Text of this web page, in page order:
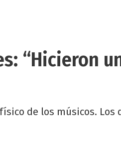
“Hicieron
de los músicos. Los